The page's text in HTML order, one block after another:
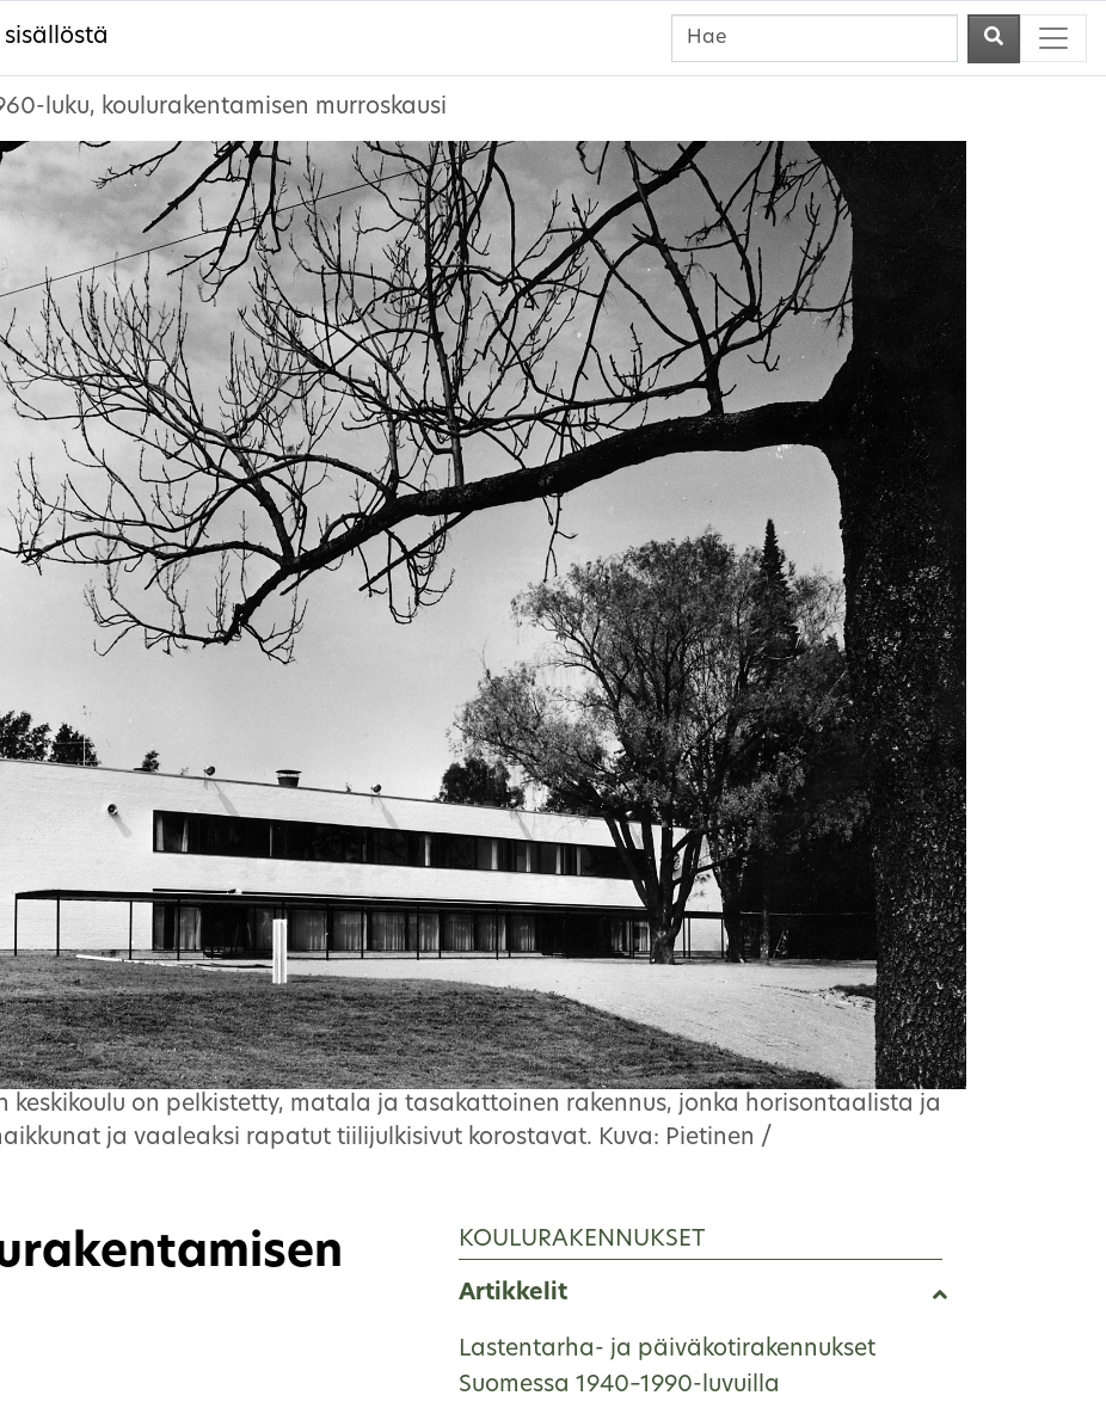
sisällöstä
luku, koulurakentamisen murroskausi
keskikoulu on pelkistetty, matala ja tasakattoinen rakennus, jonka horisontaalista ja
ja vaaleaksi rapatut tiilijulkisivut korostavat. Kuva: Pietinen /
KOULURAKENNUKSET
Artikkelit
Lastentarha- ja päiväkotirakennukset
Suomessa 1940–1990-luvuilla